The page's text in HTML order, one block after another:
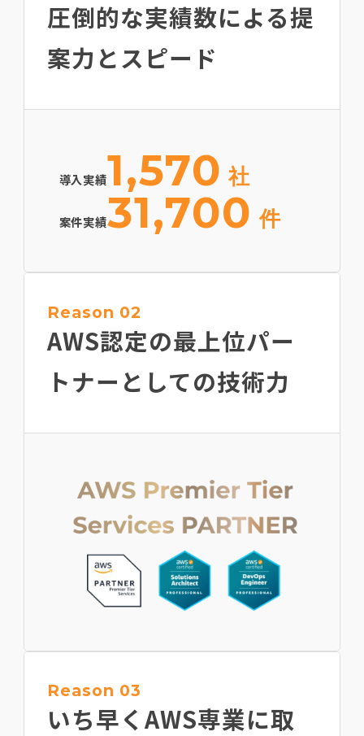
圧倒的な実績数による提
案力とスピード
導入実績1,570 社
案件実績31,700 件
Reason 02
AWS認定の最上位パー
トナーとしての技術力
Reason 03
いち早くAWS専業に取